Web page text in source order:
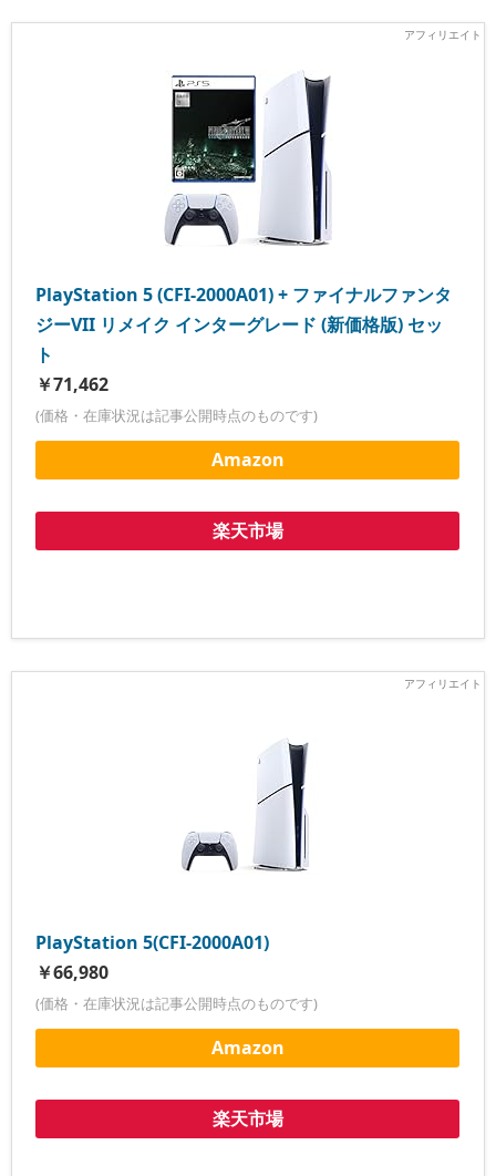
PlayStation 5 (CFI-2000A01) + ファイナルファンタ
ジーVII リメイク インターグレード (新価格版) セッ
ト
￥71,462
(価格・在庫状況は記事公開時点のものです)
Amazon
楽天市場
PlayStation 5(CFI-2000A01)
￥66,980
(価格・在庫状況は記事公開時点のものです)
Amazon
楽天市場